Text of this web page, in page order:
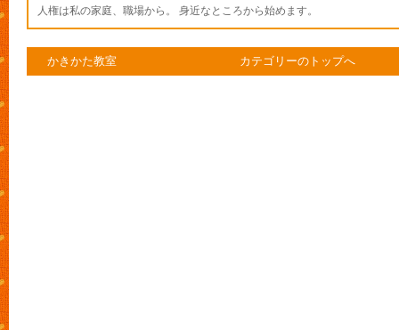
人権は私の家庭、職場から。 身近なところから始めます。
かきかた教室 カテゴリーのトップへ